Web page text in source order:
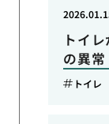
トイ
の異常
トイレ